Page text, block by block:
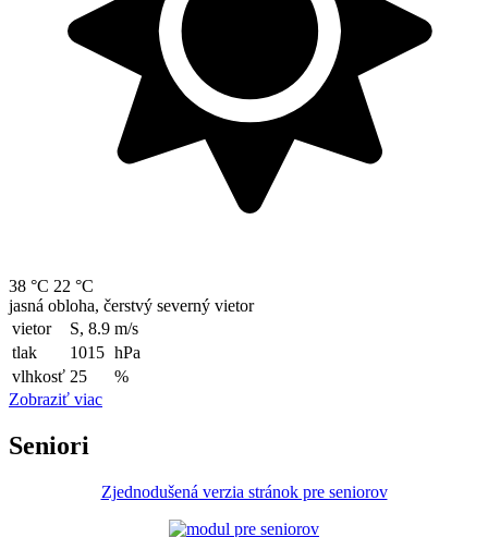
38 °C 22 °C
jasná obloha, čerstvý severný vietor
vietor
S, 8.9 m/s
tlak
1015 hPa
vlhkosť 25
%
Zobraziť viac
Seniori
Zjednodušená verzia stránok pre seniorov